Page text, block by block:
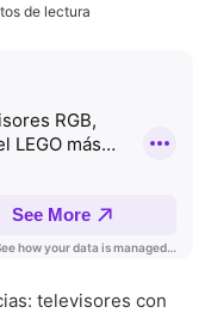
de lectura
televisores con